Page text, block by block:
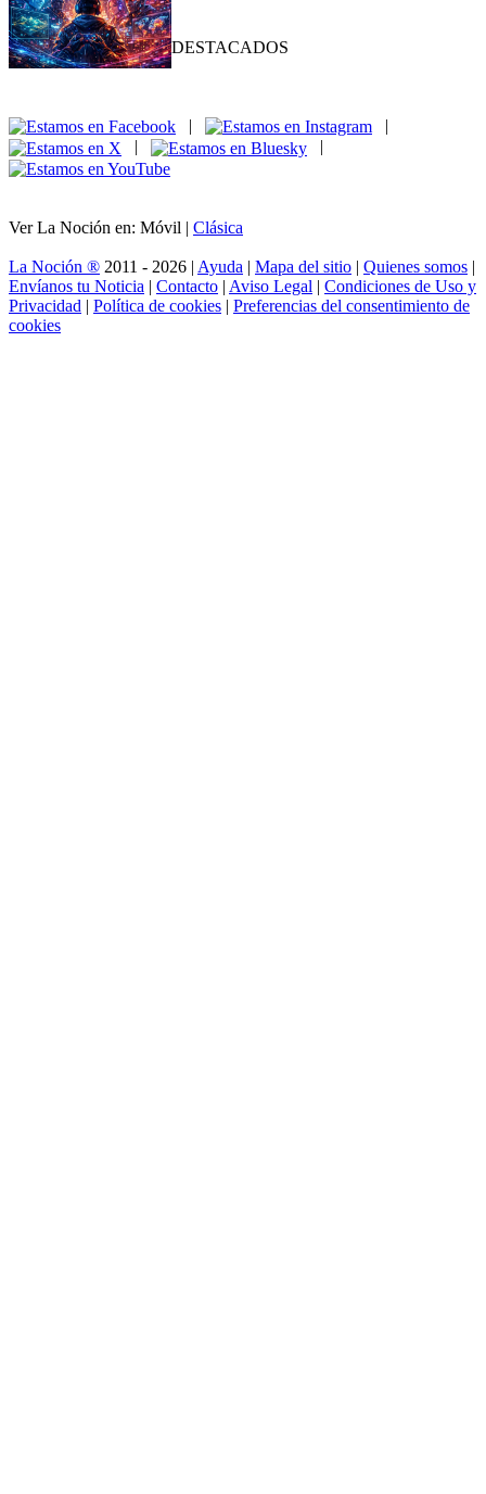
DESTACADOS
|
|
Ver La Noción en: Móvil | Clásica
La Noción ® 2011 - 2026 | Ayuda | Mapa del sitio | Quienes somos |
Envíanos tu Noticia | Contacto | Aviso Legal | Condiciones de Uso y
Privacidad | Política de cookies | Preferencias del consentimiento de
cookies